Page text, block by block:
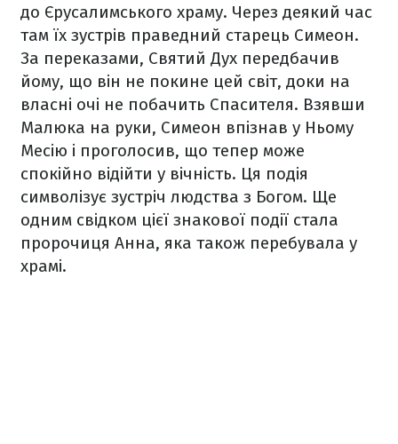
до Єрусалимського храму. Через деякий час
там їх зустрів праведний старець Симеон.
За переказами, Святий Дух передбачив
йому, що він не покине цей світ, доки на
власні очі не побачить Спасителя. Взявши
Малюка на руки, Симеон впізнав у Ньому
Месію і проголосив, що тепер може
спокійно відійти у вічність. Ця подія
символізує зустріч людства з Богом. Ще
одним свідком цієї знакової події стала
пророчиця Анна, яка також перебувала у
храмі.